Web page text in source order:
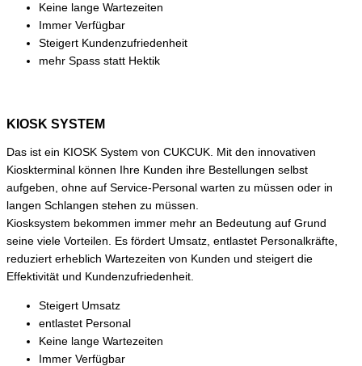
Keine lange Wartezeiten
Immer Verfügbar
Steigert Kundenzufriedenheit
mehr Spass statt Hektik
KIOSK SYSTEM
Das ist ein KIOSK System von CUKCUK. Mit den innovativen
Kioskterminal können Ihre Kunden ihre Bestellungen selbst
aufgeben, ohne auf Service-Personal warten zu müssen oder in
langen Schlangen stehen zu müssen.
Kiosksystem bekommen immer mehr an Bedeutung auf Grund
seine viele Vorteilen. Es fördert Umsatz, entlastet Personalkräfte,
reduziert erheblich Wartezeiten von Kunden und steigert die
Effektivität und Kundenzufriedenheit.
Steigert Umsatz
entlastet Personal
Keine lange Wartezeiten
Immer Verfügbar